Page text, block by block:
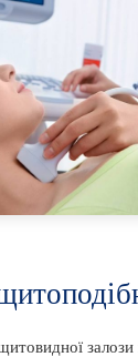
залози